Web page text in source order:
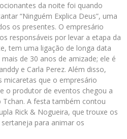
da noite foi quando
“Ninguém Explica Deus”, uma
os presentes. O empresário
responsáveis por levar a etapa da
tem uma ligação de longa data
de 30 anos de amizade; ele é
e Carla Perez. Além disso,
micaretas que o empresário
o produtor de eventos chegou a
Tchan. A festa também contou
Rick & Nogueira, que trouxe os
para animar os